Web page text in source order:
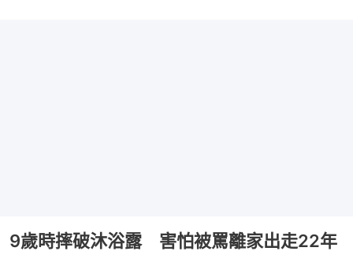
9歲時摔破沐浴露 害怕被罵離家出走22年